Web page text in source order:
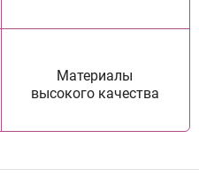
Материалы
высокого качества